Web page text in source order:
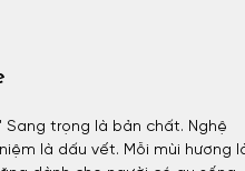
unisextrọng là bản chất. Nghệ
là dấu vết. Mỗi mùi hương